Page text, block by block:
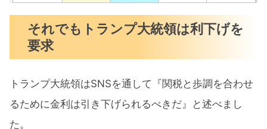
それでもトランプ大統領は利下げを
要求
トランプ大統領はSNSを通して『関税と歩調を合わせ
るために金利は引き下げられるべきだ』と述べまし
た。